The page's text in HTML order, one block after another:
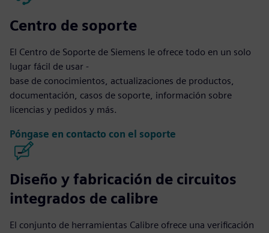
Centro de soporte
El Centro de Soporte de Siemens le ofrece todo en un solo
lugar fácil de usar -
base de conocimientos, actualizaciones de productos,
documentación, casos de soporte, información sobre
licencias y pedidos y más.
Póngase en contacto con el soporte
Diseño y fabricación de circuitos
integrados de calibre
El conjunto de herramientas Calibre ofrece una verificación